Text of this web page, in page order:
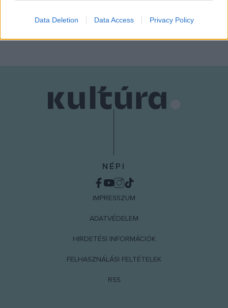
I want to allow Google to enable storage
related to personalization.
Data Deletion Data Access Privacy Policy
MEGOSZTÁS
NÉPI
IMPRESSZUM
ADATVÉDELEM
HIRDETÉSI INFORMÁCIÓK
FELHASZNÁLÁSI FELTÉTELEK
RSS